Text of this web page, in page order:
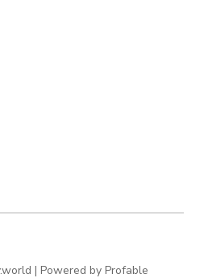
| Powered by Profable